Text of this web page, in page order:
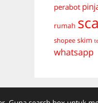
perabot
rumah
shopee skim
whatsapp